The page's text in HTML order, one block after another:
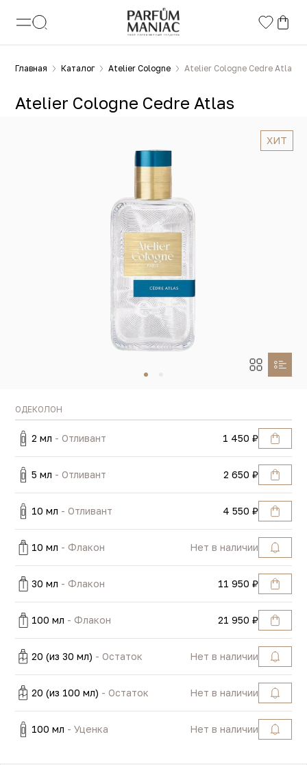
Главная Каталог Atelier Cologne Atelier Cologne Cedre Atlas
Atelier Cologne Cedre Atlas
ХИТ
ОДЕКОЛОН
2 мл - Отливант 1 450 ₽
5 мл - Отливант 2 650 ₽
10 мл - Отливант 4 550 ₽
10 мл - Флакон Нет в наличии
30 мл - Флакон 11 950 ₽
100 мл - Флакон 21 950 ₽
20 (из 30 мл) - Остаток Нет в наличии
20 (из 100 мл) - Остаток Нет в наличии
100 мл - Уценка Нет в наличии